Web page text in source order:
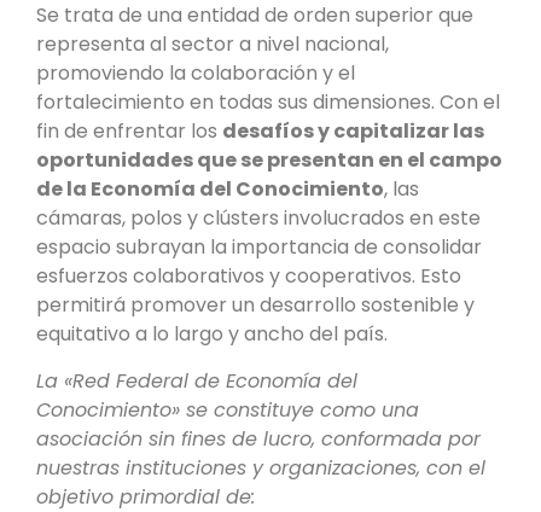
Se trata de una entidad de orden superior que
representa al sector a nivel nacional,
promoviendo la colaboración y el
fortalecimiento en todas sus dimensiones. Con el
fin de enfrentar los desafíos y capitalizar las
oportunidades que se presentan en el campo
de la Economía del Conocimiento, las
cámaras, polos y clústers involucrados en este
espacio subrayan la importancia de consolidar
esfuerzos colaborativos y cooperativos. Esto
permitirá promover un desarrollo sostenible y
equitativo a lo largo y ancho del país.
La «Red Federal de Economía del
Conocimiento» se constituye como una
asociación sin fines de lucro, conformada por
nuestras instituciones y organizaciones, con el
objetivo primordial de: